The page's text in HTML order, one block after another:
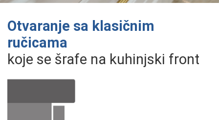
Otvaranje sa klasičnim
ručicama
koje se šrafe na kuhinjski front